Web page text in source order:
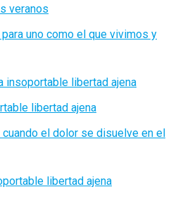
veranos
uno como el que vivimos y
insoportable libertad ajena
libertad ajena
cuando el dolor se disuelve en el
libertad ajena